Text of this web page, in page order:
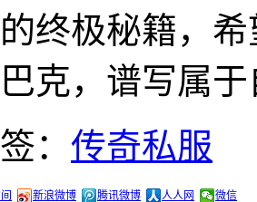
终极秘籍，
克，谱写属
： 传奇私服
新浪微博 腾讯微博 人人网 微信